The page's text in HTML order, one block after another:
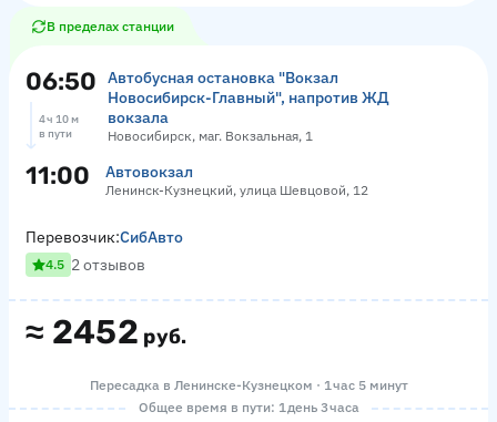
В пределах станции
06:50
Автобусная остановка "Вокзал
Новосибирск-Главный", напротив ЖД
вокзала
Новосибирск, маг. Вокзальная, 1
4 ч 10 м
в пути
11:00 Автовокзал
Ленинск-Кузнецкий, улица Шевцовой, 12
≈ 2452 руб.
Перевозчик:СибАвто
4.5 2 отзывов
Пересадка в Ленинске-Кузнецком · 1 час 5 минут
Общее время в пути: 1 день 3 часа